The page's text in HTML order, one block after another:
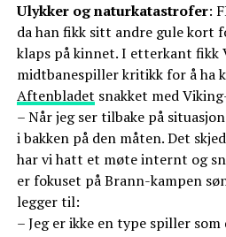
Ulykker og naturkatastrofer:
da han fikk sitt andre gule kort
klaps på kinnet. I etterkant fikk
midtbanespiller kritikk for å ha
Aftenbladet snakket med
– Når jeg ser tilbake på
i bakken på den måten. Det
har vi hatt et møte internt og
er fokuset på Brann-kampen
legger til:
– Jeg er ikke en type spiller